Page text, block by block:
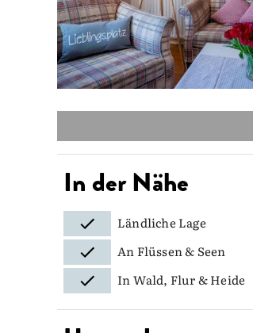
In der Nähe
Ländliche Lage
An Flüssen & Seen
In Wald, Flur & Heide